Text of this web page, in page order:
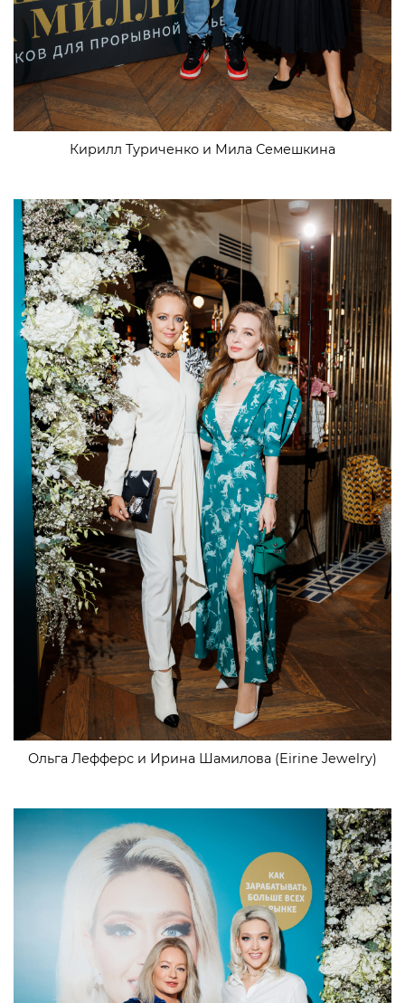
Кирилл Туриченко и Мила Семешкина
Ольга Лефферс и Ирина Шамилова (Eirine Jewelry)